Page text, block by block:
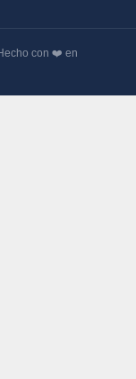
con ❤️ en